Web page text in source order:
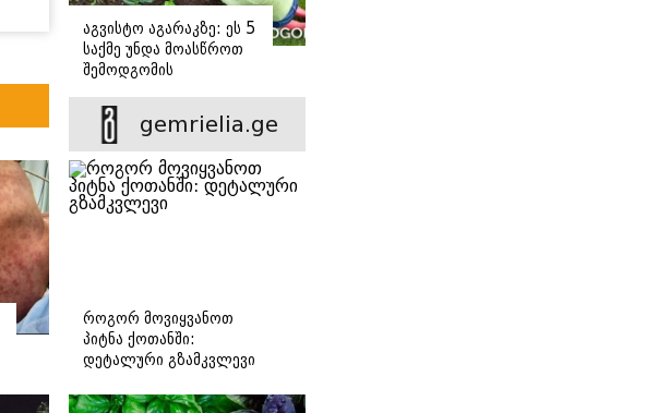
აგვისტო აგარაკზე: ეს 5
საქმე უნდა მოასწროთ
შემოდგომის
gemrielia.ge
როგორ მოვიყვანოთ
პიტნა ქოთანში:
დეტალური გზამკვლევი